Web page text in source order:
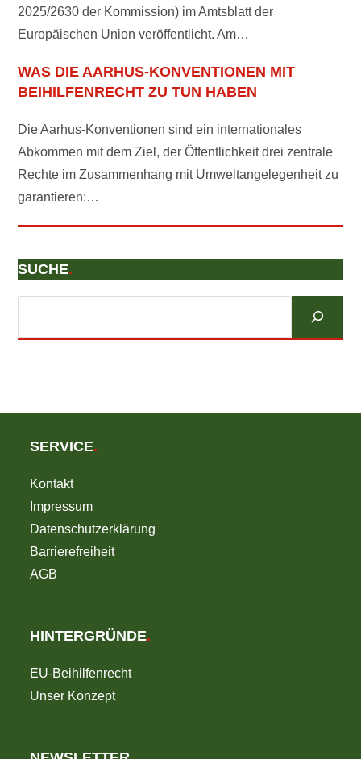
2025/2630 der Kommission) im Amtsblatt der
Europäischen Union veröffentlicht. Am…
WAS DIE AARHUS-KONVENTIONEN MIT
BEIHILFENRECHT ZU TUN HABEN
Die Aarhus-Konventionen sind ein internationales
Abkommen mit dem Ziel, der Öffentlichkeit drei zentrale
Rechte im Zusammenhang mit Umweltangelegenheit zu
garantieren:…
SUCHE.
SERVICE.
Kontakt
Impressum
Datenschutzerklärung
Barrierefreiheit
AGB
HINTERGRÜNDE.
EU-Beihilfenrecht
Unser Konzept